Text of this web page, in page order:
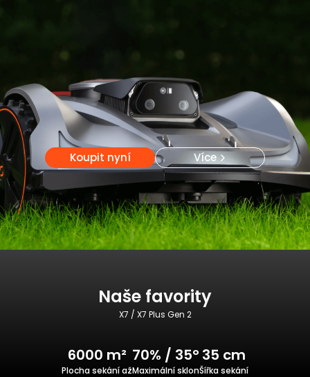
Koupit nyní Více
Naše favority
X7 / X7 Plus Gen 2
6000 m²
Plocha sekání až
70% / 35°
Maximální sklon
35 cm
Šířka sekání